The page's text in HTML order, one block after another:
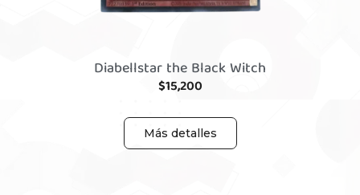
Diabellstar the Black Witch
$15,200
Más detalles